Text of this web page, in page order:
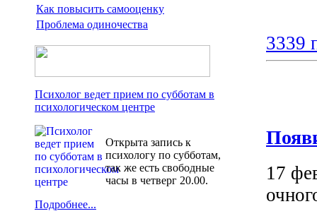
Как повысить самооценку
Проблема одиночества
Психолог ведет прием по субботам в
психологическом центре
Открыта запись к
психологу по субботам,
так же есть свободные
часы в четверг 20.00.
Подробнее...
3339
17